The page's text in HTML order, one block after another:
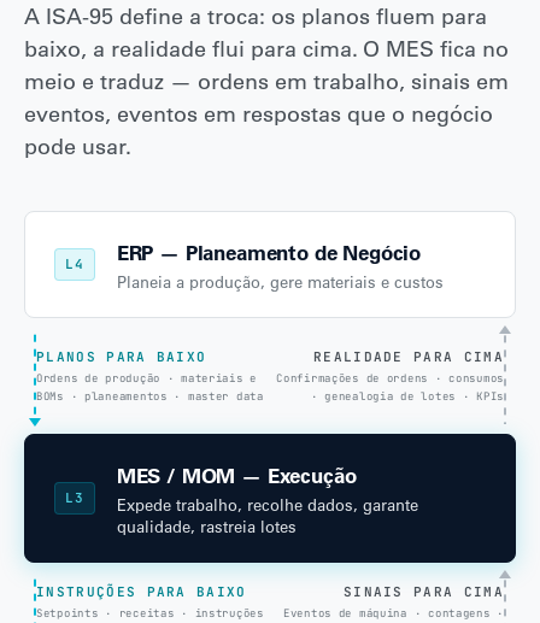
A ISA-95 define a troca: os planos fluem para
baixo, a realidade flui para cima. O MES fica no
meio e traduz — ordens em trabalho, sinais em
eventos, eventos em respostas que o negócio
pode usar.
L4 ERP — Planeamento de Negócio
Planeia a produção, gere materiais e custos
PLANOS PARA BAIXO
Ordens de produção · materiais e
BOMs · planeamentos · master data
REALIDADE PARA CIMA
Confirmações de ordens · consumos
· genealogia de lotes · KPIs
L3
MES / MOM — Execução
Expede trabalho, recolhe dados, garante
qualidade, rastreia lotes
INSTRUÇÕES PARA BAIXO
Setpoints · receitas · instruções
SINAIS PARA CIMA
Eventos de máquina · contagens ·